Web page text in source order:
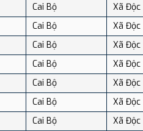
Cai Bộ
Xã Độc
Cai Bộ
Xã Độc
Cai Bộ
Xã Độc
Cai Bộ
Xã Độc
Cai Bộ
Xã Độc
Cai Bộ
Xã Độc
Cai Bộ
Xã Độc